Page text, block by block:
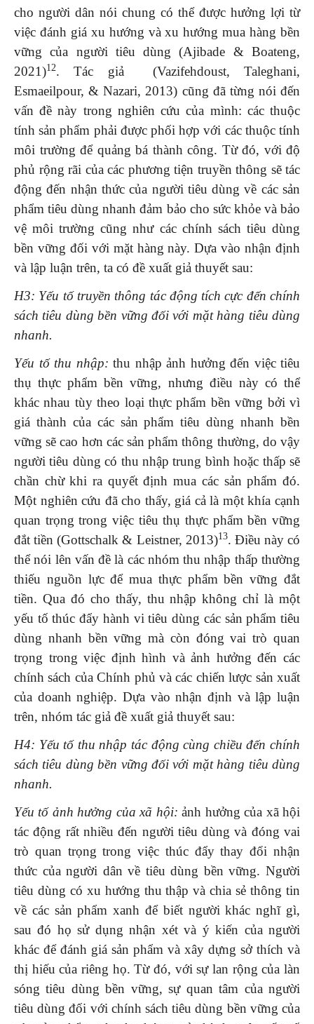
cho người dân nói chung có thể được hưởng lợi từ
việc đánh giá xu hướng và xu hướng mua hàng bền
vững của người tiêu dùng (Ajibade & Boateng,
2021)12. Tác giả (Vazifehdoust, Taleghani,
Esmaeilpour, & Nazari, 2013) cũng đã từng nói đến
vấn đề này trong nghiên cứu của mình: các thuộc
tính sản phẩm phải được phối hợp với các thuộc tính
môi trường để quảng bá thành công. Từ đó, với độ
phủ rộng rãi của các phương tiện truyền thông sẽ tác
động đến nhận thức của người tiêu dùng về các sản
phẩm tiêu dùng nhanh đảm bảo cho sức khỏe và bảo
vệ môi trường cũng như các chính sách tiêu dùng
bền vững đối với mặt hàng này. Dựa vào nhận định
và lập luận trên, ta có đề xuất giả thuyết sau:
H3: Yếu tố truyền thông tác động tích cực đến chính
sách tiêu dùng bền vững đối với mặt hàng tiêu dùng
nhanh.
Yếu tố thu nhập: thu nhập ảnh hưởng đến việc tiêu
thụ thực phẩm bền vững, nhưng điều này có thể
khác nhau tùy theo loại thực phẩm bền vững bởi vì
giá thành của các sản phẩm tiêu dùng nhanh bền
vững sẽ cao hơn các sản phẩm thông thường, do vậy
người tiêu dùng có thu nhập trung bình hoặc thấp sẽ
chần chừ khi ra quyết định mua các sản phẩm đó.
Một nghiên cứu đã cho thấy, giá cả là một khía cạnh
quan trọng trong việc tiêu thụ thực phẩm bền vững
đắt tiền (Gottschalk & Leistner, 2013)13. Điều này có
thể nói lên vấn đề là các nhóm thu nhập thấp thường
thiếu nguồn lực để mua thực phẩm bền vững đắt
tiền. Qua đó cho thấy, thu nhập không chỉ là một
yếu tố thúc đẩy hành vi tiêu dùng các sản phẩm tiêu
dùng nhanh bền vững mà còn đóng vai trò quan
trọng trong việc định hình và ảnh hưởng đến các
chính sách của Chính phủ và các chiến lược sản xuất
của doanh nghiệp. Dựa vào nhận định và lập luận
trên, nhóm tác giả đề xuất giả thuyết sau:
H4: Yếu tố thu nhập tác động cùng chiều đến chính
sách tiêu dùng bền vững đối với mặt hàng tiêu dùng
nhanh.
Yếu tố ảnh hưởng của xã hội: ảnh hưởng của xã hội
tác động rất nhiều đến người tiêu dùng và đóng vai
trò quan trọng trong việc thúc đẩy thay đổi nhận
thức của người dân về tiêu dùng bền vững. Người
tiêu dùng có xu hướng thu thập và chia sẻ thông tin
về các sản phẩm xanh để biết người khác nghĩ gì,
sau đó họ sử dụng nhận xét và ý kiến của người
khác để đánh giá sản phẩm và xây dựng sở thích và
thị hiếu của riêng họ. Từ đó, với sự lan rộng của làn
sóng tiêu dùng bền vững, sự quan tâm của người
tiêu dùng đối với chính sách tiêu dùng bền vững của